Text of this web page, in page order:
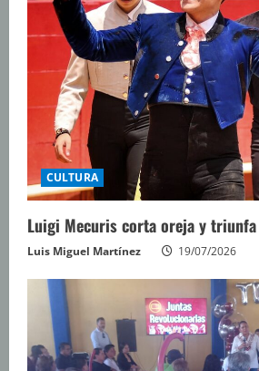
d
o
CULTURA
Luigi Mecuris corta oreja y
Luis Miguel Martínez 19/07/2026